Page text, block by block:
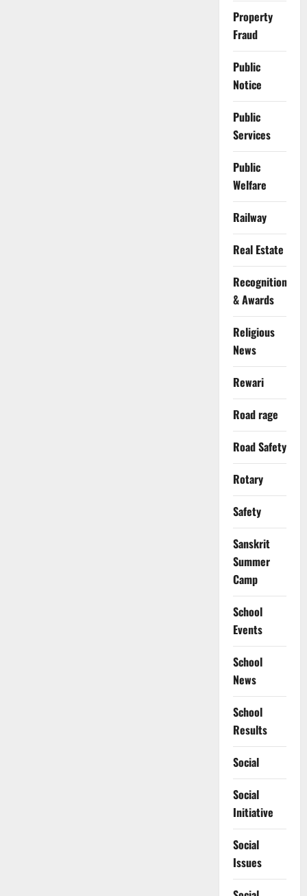
Property
Fraud
Public
Notice
Public
Services
Public
Welfare
Railway
Real Estate
Recognition
& Awards
Religious
News
Rewari
Road rage
Road Safety
Rotary
Safety
Sanskrit
Summer
Camp
School
Events
School
News
School
Results
Social
Social
Initiative
Social
Issues